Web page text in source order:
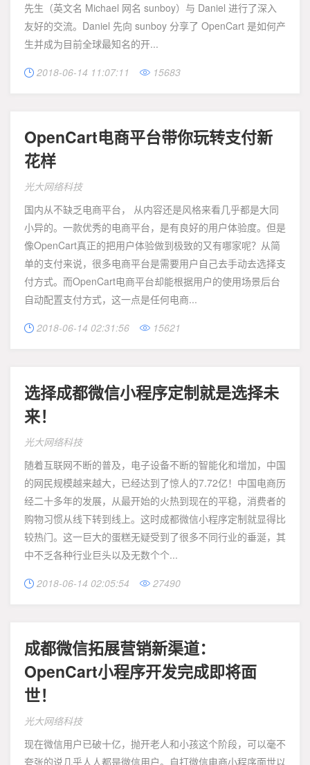
先生（英文名 Michael 网名 sunboy）与 Daniel 进行了深入
友好的交流。Daniel 先向 sunboy 分享了 OpenCart 是如何产
生并成为目前全球最知名的开...
 2018-06-14 11:07:11  15683
OpenCart电商平台带你玩转支付新
花样
光大网络科技
国内从不缺乏电商平台， 从内容还是风格来看几乎都是大同
小异的。一款优秀的电商平台，是有良好的用户体验度。但是
像OpenCart真正的把用户体验做到极致的又有哪家呢？从简
单的支付来说，很多电商平台是需要用户自己去手动去选择支
付方式。而OpenCart电商平台却能根据用户的使用场景后台
自动配置支付方式，这一点是任何电商...
 2018-06-14 02:31:56  15621
选择成都微信小程序定制就是选择未
来！
光大网络科技
随着互联网不断的普及，电子设备不断的智能化和增加，中国
的网民规模越来越大，已经达到了惊人的7.72亿！中国电商历
经二十多年的发展，从最开始的火热到现在的平稳，消费者的
购物习惯从线下转到线上。这时成都微信小程序定制就显得比
较热门。这一巨大的蛋糕无疑受到了很多不同行业的垂涎，其
中不乏各种行业巨头以及无数个个...
 2018-06-14 02:05:54  27490
成都微信拓展营销新渠道：
OpenCart小程序开发完成即将面
世！
光大网络科技
现在微信用户已破十亿，抛开老人和小孩这个阶段，可以毫不
夸张的说几乎人人都是微信用户。自打微信电商小程序面世以